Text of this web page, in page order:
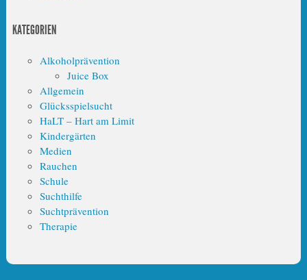
KATEGORIEN
Alkoholprävention
Juice Box
Allgemein
Glücksspielsucht
HaLT – Hart am Limit
Kindergärten
Medien
Rauchen
Schule
Suchthilfe
Suchtprävention
Therapie